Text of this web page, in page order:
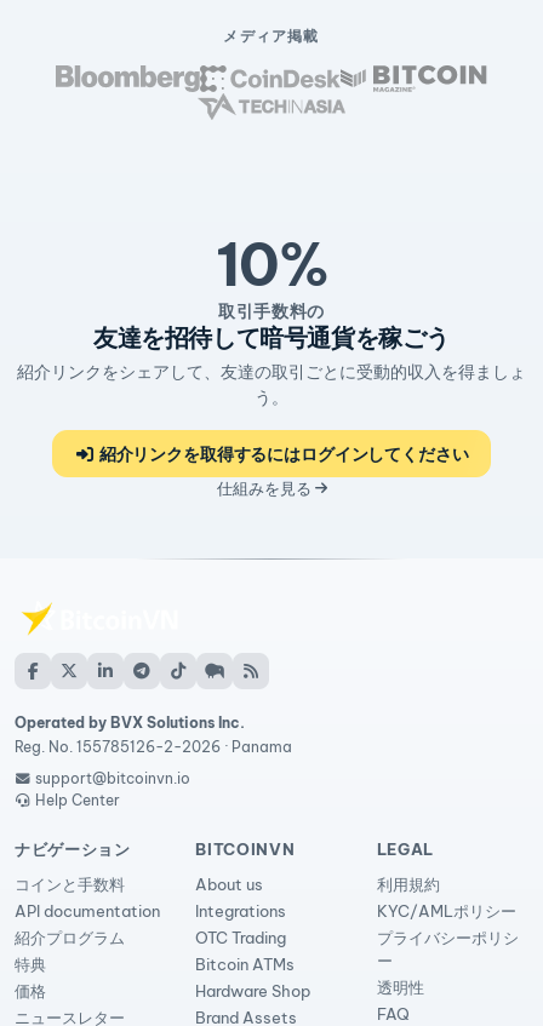
メディア掲載
10%
取引手数料の
友達を招待して暗号通貨を稼ごう
紹介リンクをシェアして、友達の取引ごとに受動的収入を得ましょ
う。
紹介リンクを取得するにはログインしてください
仕組みを見る
Operated by BVX Solutions Inc.
Reg. No. 155785126-2-2026 · Panama
support@bitcoinvn.io
Help Center
ナビゲーション
コインと手数料
API documentation
紹介プログラム
特典
価格
ニュースレター
BITCOINVN
About us
Integrations
OTC Trading
Bitcoin ATMs
Hardware Shop
Brand Assets
LEGAL
利用規約
KYC/AMLポリシー
プライバシーポリシ
ー
透明性
FAQ